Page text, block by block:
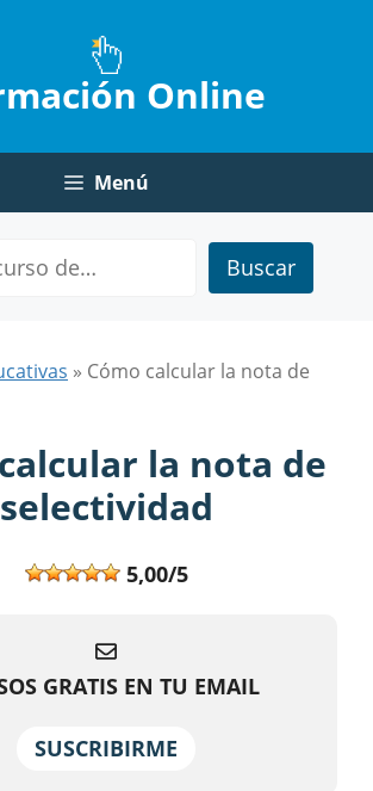
Online
Menú
Buscar
» Cómo calcular la nota de
la nota de
selectividad
5,00/5
GRATIS EN TU EMAIL
SUSCRIBIRME